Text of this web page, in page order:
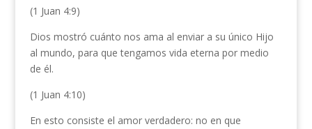
(1 Juan 4:9)
Dios mostró cuánto nos ama al enviar a su único Hijo
al mundo, para que tengamos vida eterna por medio
de él.
(1 Juan 4:10)
En esto consiste el amor verdadero: no en que